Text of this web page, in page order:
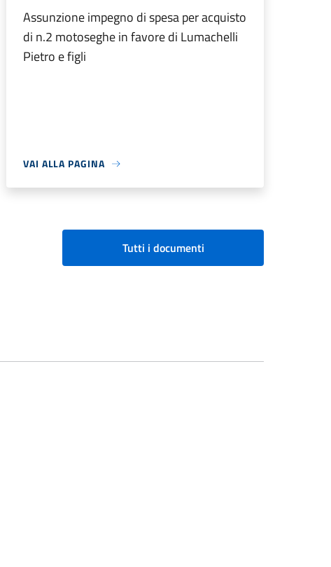
Assunzione impegno di spesa per acquisto
di n.2 motoseghe in favore di Lumachelli
Pietro e figli
VAI ALLA PAGINA
Tutti i documenti